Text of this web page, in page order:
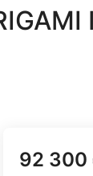
92 300